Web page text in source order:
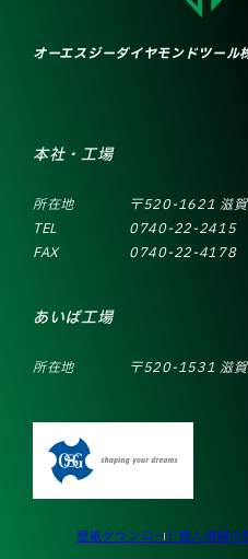
オーエスジーダイヤモンドツール
本社・工場
所在地
〒520-1621 滋
TEL
0740-22-2415
FAX
0740-22-4178
あいば工場
所在地 〒520-1531 滋
壁紙ダウンロード個人情報の